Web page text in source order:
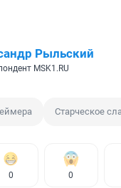
Рыльский
MSK1.RU
Старческое
0 0